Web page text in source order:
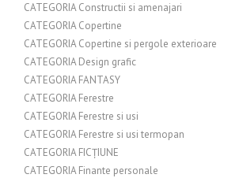
CATEGORIA Constructii si amenajari
CATEGORIA Copertine
CATEGORIA Copertine si pergole exterioare
CATEGORIA Design grafic
CATEGORIA FANTASY
CATEGORIA Ferestre
CATEGORIA Ferestre si usi
CATEGORIA Ferestre si usi termopan
CATEGORIA FICȚIUNE
CATEGORIA Finante personale